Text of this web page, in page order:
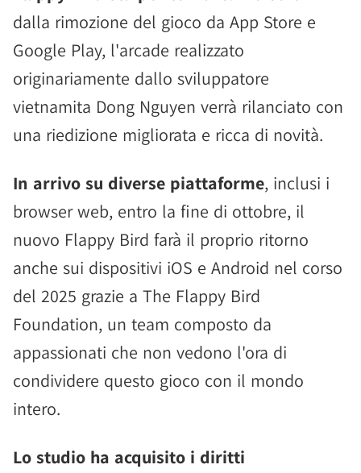
dalla rimozione del gioco da App Store e
Google Play, l'arcade realizzato
originariamente dallo sviluppatore
vietnamita Dong Nguyen verrà rilanciato con
una riedizione migliorata e ricca di novità.
In arrivo su diverse piattaforme, inclusi i
browser web, entro la fine di ottobre, il
nuovo Flappy Bird farà il proprio ritorno
anche sui dispositivi iOS e Android nel corso
del 2025 grazie a The Flappy Bird
Foundation, un team composto da
appassionati che non vedono l'ora di
condividere questo gioco con il mondo
intero.
Lo studio ha acquisito i diritti